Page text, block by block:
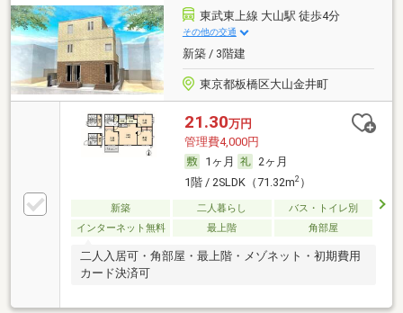
東武東上線 大山駅 徒歩4分
その他の交通
新築 / 3階建
東京都板橋区大山金井町
21.30万円
管理費4,000円
1ヶ月
2ヶ月
1階 / 2SLDK（71.32m2）
新築 二人暮らし
バス・トイレ別
インターネット無料
最上階 角部屋
二人入居可・角部屋・最上階・メゾネット・初期費用
カード決済可